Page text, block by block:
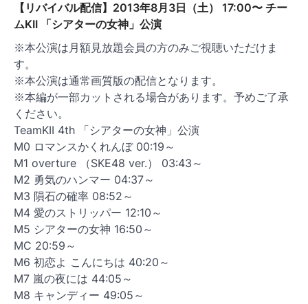
【リバイバル配信】2013年8月3日（土） 17:00〜 チー
ムKII 「シアターの女神」公演
※本公演は月額見放題会員の方のみご視聴いただけま
す。
※本公演は通常画質版の配信となります。
※本編が一部カットされる場合があります。予めご了承
ください。
TeamKII 4th 「シアターの女神」公演
M0 ロマンスかくれんぼ 00:19～
M1 overture （SKE48 ver.） 03:43～
M2 勇気のハンマー 04:37～
M3 隕石の確率 08:52～
M4 愛のストリッパー 12:10～
M5 シアターの女神 16:50～
MC 20:59～
M6 初恋よ こんにちは 40:20～
M7 嵐の夜には 44:05～
M8 キャンディー 49:05～